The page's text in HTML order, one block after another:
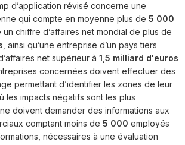
d’application révisé concerne une
qui compte en moyenne plus de 5 000
chiffre d’affaires net mondial de plus de
, ainsi qu’une entreprise d’un pays tiers
net supérieur à 1,5 milliard d'euros
concernées doivent effectuer des
permettant d’identifier les zones de leur
les impacts négatifs sont les plus
doivent demander des informations aux
comptant moins de 5 000 employés
nécessaires à une évaluation